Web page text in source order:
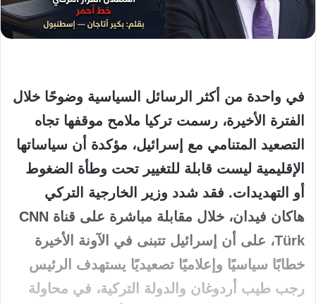
في واحدة من أكثر الرسائل السياسية وضوحًا خلال
الفترة الأخيرة، رسمت تركيا ملامح موقفها تجاه
التصعيد المتنامي مع إسرائيل، مؤكدة أن سياساتها
الإقليمية ليست قابلة للتغيير تحت وطأة الضغوط
أو التهديدات. فقد شدد وزير الخارجية التركي
هاكان فيدان، خلال مقابلة مباشرة على قناة CNN
Türk، على أن إسرائيل تتبنى في الآونة الأخيرة
خطابًا سياسيًا وإعلاميًا تصعيديًا يستهدف الرئيس
رجب طيب أردوغان والدولة التركية، في محاولة